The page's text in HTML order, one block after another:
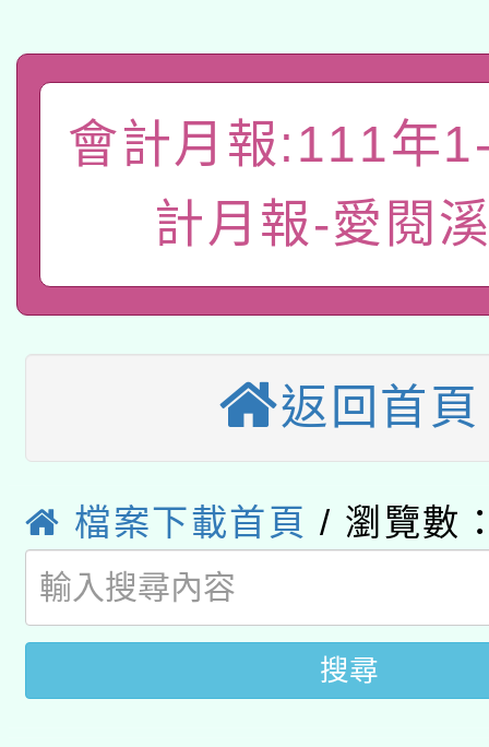
礎課程
A3數位素養講師名單
「數位內容與教學軟體
pilot」
薪期間赴陸應申請許可
轉知經濟部水利署委託
業技術研究院辦理「
用水績優單位及節水達
115年8月22日(星期六
桃園市孔廟祈福系列
開 智慧啟航」
2026年桃園地景藝術
本校115學年度第2次
招甄選結果公告(無人
招)
適應運動共學行動站研
本館辦理115年度閱讀
暨閱讀推動專業研習
科技賦能─人工智慧
礎課程
A3數位素養講師名單
「數位內容與教學軟
會計月報:111年
計月報-愛閱
返回首頁
檔案下載首頁 / 瀏覽數
搜尋